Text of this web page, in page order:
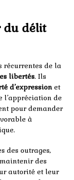
du délit
récurrentes de la
libertés. Ils
d’expression et
l’appréciation de
pour demander
à
des outrages,
des
autorité et leur